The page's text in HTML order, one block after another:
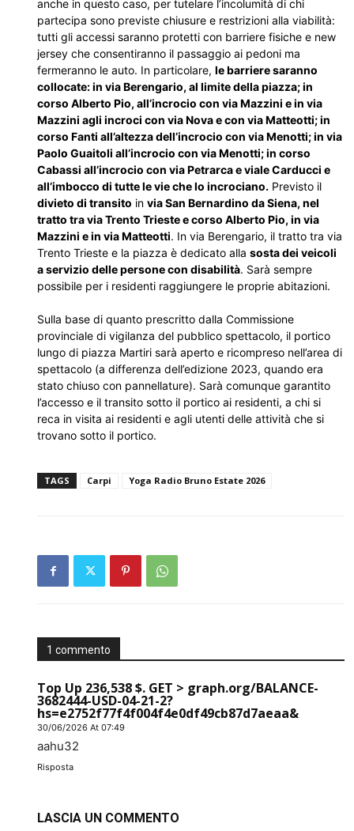
anche in questo caso, per tutelare l’incolumità di chi
partecipa sono previste chiusure e restrizioni alla viabilità:
tutti gli accessi saranno protetti con barriere fisiche e new
jersey che consentiranno il passaggio ai pedoni ma
fermeranno le auto. In particolare, le barriere saranno
collocate: in via Berengario, al limite della piazza; in
corso Alberto Pio, all’incrocio con via Mazzini e in via
Mazzini agli incroci con via Nova e con via Matteotti; in
corso Fanti all’altezza dell’incrocio con via Menotti; in via
Paolo Guaitoli all’incrocio con via Menotti; in corso
Cabassi all’incrocio con via Petrarca e viale Carducci e
all’imbocco di tutte le vie che lo incrociano. Previsto il
divieto di transito in via San Bernardino da Siena, nel
tratto tra via Trento Trieste e corso Alberto Pio, in via
Mazzini e in via Matteotti. In via Berengario, il tratto tra via
Trento Trieste e la piazza è dedicato alla sosta dei veicoli
a servizio delle persone con disabilità. Sarà sempre
possibile per i residenti raggiungere le proprie abitazioni.
Sulla base di quanto prescritto dalla Commissione
provinciale di vigilanza del pubblico spettacolo, il portico
lungo di piazza Martiri sarà aperto e ricompreso nell’area di
spettacolo (a differenza dell’edizione 2023, quando era
stato chiuso con pannellature). Sarà comunque garantito
l’accesso e il transito sotto il portico ai residenti, a chi si
reca in visita ai residenti e agli utenti delle attività che si
trovano sotto il portico.
TAGS Carpi Yoga Radio Bruno Estate 2026
1 commento
Top Up 236,538 $. GET > graph.org/BALANCE-
3682444-USD-04-21-2?
hs=e2752f77f4f004f4e0df49cb87d7aeaa&
30/06/2026 At 07:49
aahu32
Risposta
LASCIA UN COMMENTO